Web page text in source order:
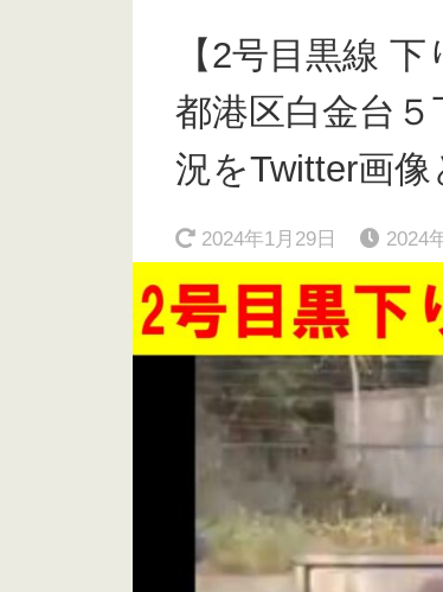
【2号目黒線
都港区白金台
況をTwitter画
2024年1月29日 2024